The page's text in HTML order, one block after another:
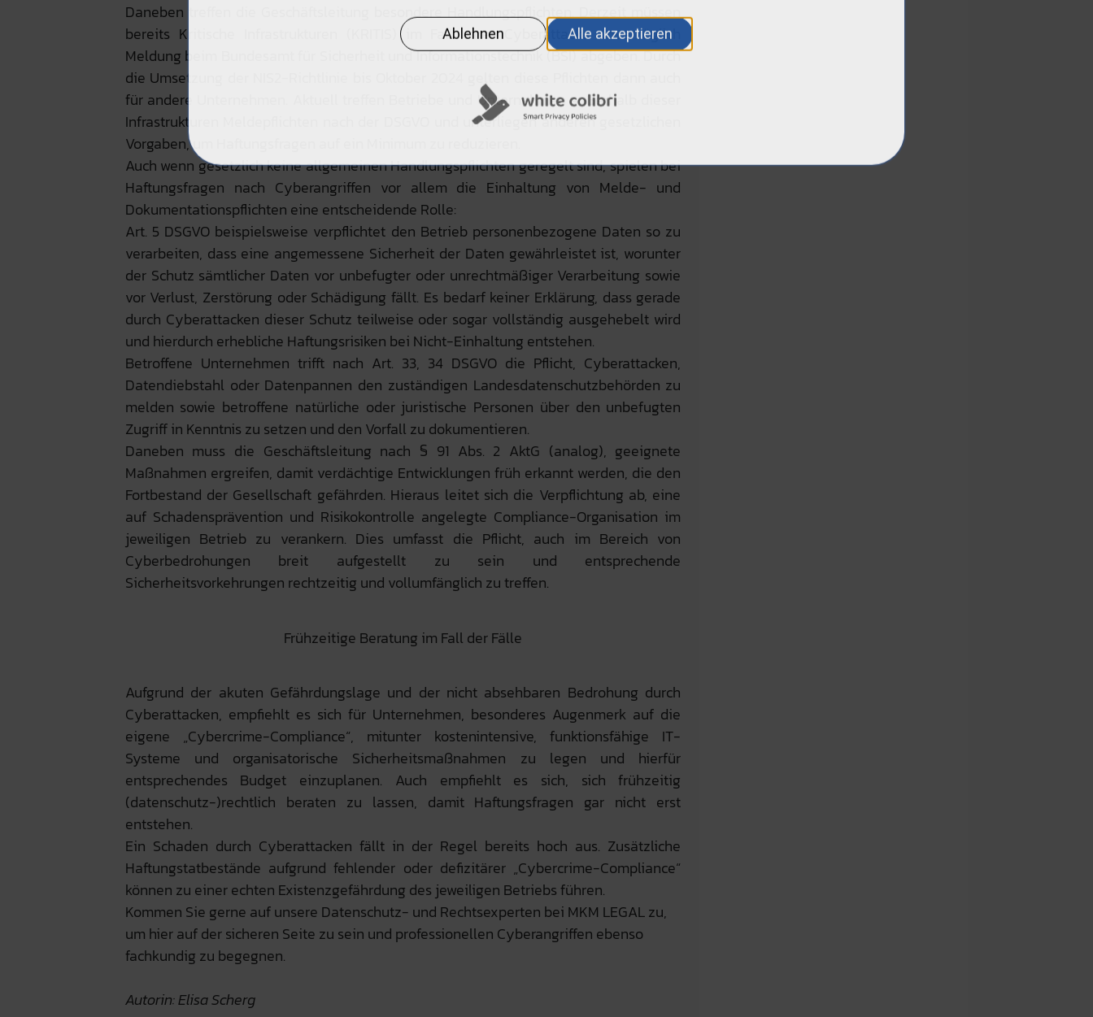
Daneben treffen die Geschäftsleitung besondere Handlungspflichten. Derzeit müssen
bereits Kritische Infrastrukturen (KRITIS) im Fall einer Cyberattacke unverzüglich
Meldung beim Bundesamt für Sicherheit und Informationstechnik (BSI) abgeben. Durch
die Umsetzung der NIS2-Richtlinie bis Oktober 2024 gelten diese Pflichten dann auch
für andere Unternehmen. Aktuell treffen Betriebe und Unternehmen außerhalb dieser
Infrastrukturen Meldepflichten nach der DSGVO und unterliegen anderen gesetzlichen
Vorgaben, um Haftungsfragen auf ein Minimum zu reduzieren.
Auch wenn gesetzlich keine allgemeinen Handlungspflichten geregelt sind, spielen bei
Haftungsfragen nach Cyberangriffen vor allem die Einhaltung von Melde- und
Dokumentationspflichten eine entscheidende Rolle:
Art. 5 DSGVO beispielsweise verpflichtet den Betrieb personenbezogene Daten so zu
verarbeiten, dass eine angemessene Sicherheit der Daten gewährleistet ist, worunter
der Schutz sämtlicher Daten vor unbefugter oder unrechtmäßiger Verarbeitung sowie
vor Verlust, Zerstörung oder Schädigung fällt. Es bedarf keiner Erklärung, dass gerade
durch Cyberattacken dieser Schutz teilweise oder sogar vollständig ausgehebelt wird
und hierdurch erhebliche Haftungsrisiken bei Nicht-Einhaltung entstehen.
Betroffene Unternehmen trifft nach Art. 33, 34 DSGVO die Pflicht, Cyberattacken,
Datendiebstahl oder Datenpannen den zuständigen Landesdatenschutzbehörden zu
melden sowie betroffene natürliche oder juristische Personen über den unbefugten
Zugriff in Kenntnis zu setzen und den Vorfall zu dokumentieren.
Daneben muss die Geschäftsleitung nach § 91 Abs. 2 AktG (analog), geeignete
Maßnahmen ergreifen, damit verdächtige Entwicklungen früh erkannt werden, die den
Fortbestand der Gesellschaft gefährden. Hieraus leitet sich die Verpflichtung ab, eine
auf Schadensprävention und Risikokontrolle angelegte Compliance-Organisation im
jeweiligen Betrieb zu verankern. Dies umfasst die Pflicht, auch im Bereich von
Cyberbedrohungen breit aufgestellt zu sein und entsprechende
Sicherheitsvorkehrungen rechtzeitig und vollumfänglich zu treffen.
Frühzeitige Beratung im Fall der Fälle
Aufgrund der akuten Gefährdungslage und der nicht absehbaren Bedrohung durch
Cyberattacken, empfiehlt es sich für Unternehmen, besonderes Augenmerk auf die
eigene „Cybercrime-Compliance“, mitunter kostenintensive, funktionsfähige IT-
Systeme und organisatorische Sicherheitsmaßnahmen zu legen und hierfür
entsprechendes Budget einzuplanen. Auch empfiehlt es sich, sich frühzeitig
(datenschutz-)rechtlich beraten zu lassen, damit Haftungsfragen gar nicht erst
entstehen.
Ein Schaden durch Cyberattacken fällt in der Regel bereits hoch aus. Zusätzliche
Haftungstatbestände aufgrund fehlender oder defizitärer „Cybercrime-Compliance“
können zu einer echten Existenzgefährdung des jeweiligen Betriebs führen.
Kommen Sie gerne auf unsere Datenschutz- und Rechtsexperten bei MKM LEGAL zu,
um hier auf der sicheren Seite zu sein und professionellen Cyberangriffen ebenso
fachkundig zu begegnen.
Autorin: Elisa Scherg